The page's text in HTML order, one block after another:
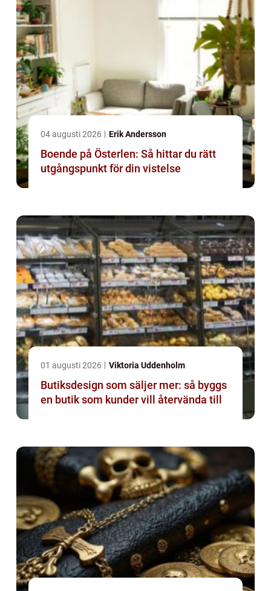
04 augusti 2026 Erik Andersson
Boende på Österlen: Så hittar du rätt
utgångspunkt för din vistelse
01 augusti 2026 Viktoria Uddenholm
Butiksdesign som säljer mer: så byggs
en butik som kunder vill återvända till